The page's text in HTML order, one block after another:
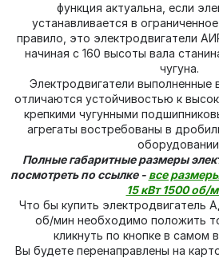
функция актуальна, если
устанавливается в
правило, это электродвигатели
начиная с 160 высоты вала
чугуна.
Электродвигатели выполненные
отличаются устойчивостью к
крепкими чугунными
агрегаты востребованы в
Полные габаритные размеры
посмотреть по ссылке - все
15 кВт 1500 об/
Что бы купить электродвигатель
об/мин необходимо положить
кликнуть по кнопке в самом
Вы будете перенаправлены на